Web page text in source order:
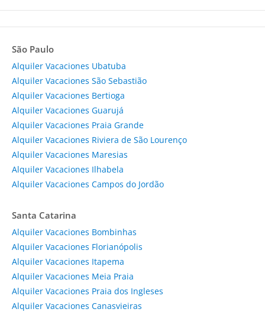
São Paulo
Alquiler Vacaciones Ubatuba
Alquiler Vacaciones São Sebastião
Alquiler Vacaciones Bertioga
Alquiler Vacaciones Guarujá
Alquiler Vacaciones Praia Grande
Alquiler Vacaciones Riviera de São Lourenço
Alquiler Vacaciones Maresias
Alquiler Vacaciones Ilhabela
Alquiler Vacaciones Campos do Jordão
Santa Catarina
Alquiler Vacaciones Bombinhas
Alquiler Vacaciones Florianópolis
Alquiler Vacaciones Itapema
Alquiler Vacaciones Meia Praia
Alquiler Vacaciones Praia dos Ingleses
Alquiler Vacaciones Canasvieiras